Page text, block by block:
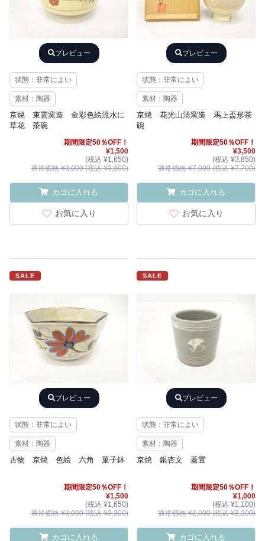
プレビュー
状態：非常によい
素材：陶器
京焼 東雲窯造 金彩色絵流水に
草花 茶碗
期間限定50％OFF！
¥1,500
(税込 ¥1,650)
通常価格 ¥3,000 (税込 ¥3,300)
カゴに入れる
お気に入り
プレビュー
状態：非常によい
素材：陶器
京焼 花光山清窯造 馬上盃形茶
碗
期間限定50％OFF！
¥3,500
(税込 ¥3,850)
通常価格 ¥7,000 (税込 ¥7,700)
カゴに入れる
お気に入り
SALE
プレビュー
状態：非常によい
素材：陶器
古物 京焼 色絵 六角 菓子鉢
期間限定50％OFF！
¥1,500
(税込 ¥1,650)
通常価格 ¥3,000 (税込 ¥3,300)
カゴに入れる
SALE
プレビュー
状態：非常によい
素材：陶器
京焼 銀杏文 蓋置
期間限定50％OFF！
¥1,000
(税込 ¥1,100)
通常価格 ¥2,000 (税込 ¥2,200)
カゴに入れる